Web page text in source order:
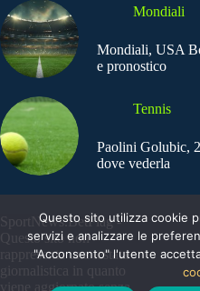
Mondiali
Mondiali, USA
e pronostico
Tennis
Paolini Golubic,
dove vederla
SportNews.BetFlag -
Questo sito non
rappresenta una testata
giornalistica in quanto
viene aggiornato senza
Questo sito utilizza cookie
servizi e analizzare le
"Acconsento" l'utente